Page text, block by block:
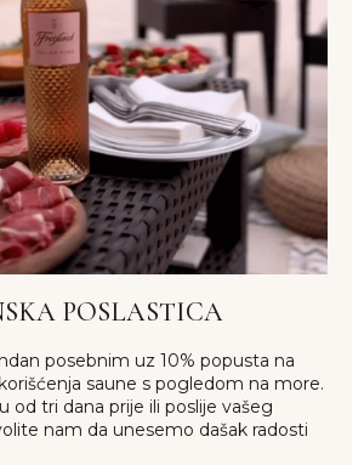
POSLASTICA
posebnim uz 10% popusta na
saune s pogledom na more.
od tri dana prije ili poslije vašeg
nam da unesemo dašak radosti